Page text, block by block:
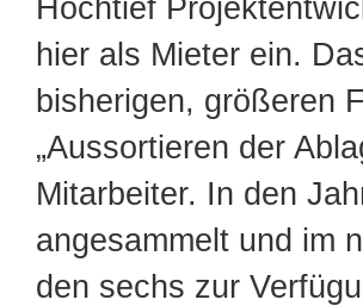
Hochtief
hier als Mieter ein.
bisherigen, größeren
„Aussortieren der
Mitarbeiter. In den
angesammelt und im
den sechs zur